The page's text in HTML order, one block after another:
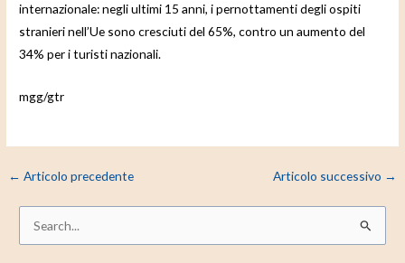
internazionale: negli ultimi 15 anni, i pernottamenti degli ospiti
stranieri nell’Ue sono cresciuti del 65%, contro un aumento del
34% per i turisti nazionali.
mgg/gtr
← Articolo precedente Articolo successivo →